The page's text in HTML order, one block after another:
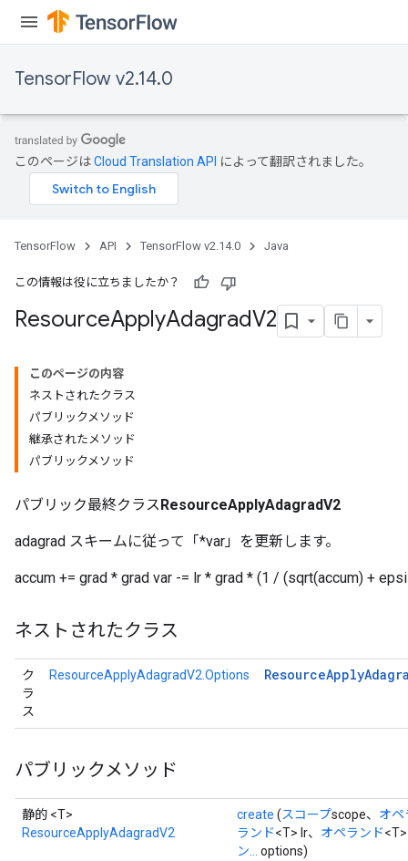
TensorFlow v2.14.0
このページはCloud Translation API によって翻訳されました。
TensorFlow API TensorFlow v2.14.0 Java
この情報は役に立ちましたか？
ResourceApplyAdagradV2
このページの内容
ネストされたクラス
パブリックメソッド
継承されたメソッド
パブリックメソッド
パブリック最終クラスResourceApplyAdagradV2
adagrad スキームに従って「*var」を更新します。
accum += grad * grad var -= lr * grad * (1 / (sqrt(accum) +
ネストされたクラス
ク
ラ
ス
ResourceApplyAdagradV2.Options ResourceApply
パブリックメソッド
静的 <T>
ResourceApplyAdagradV2
create (スコープscope、 オペ
ランド<T> lr、 オペランド
ン...
options)